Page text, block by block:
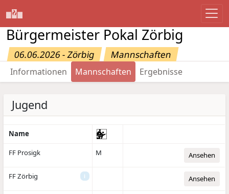
Bürgermeister Pokal Zörbig
06.06.2026 - Zörbig Mannschaften
Informationen Mannschaften Ergebnisse
Jugend
Name
FF Prosigk M Ansehen
FF Zörbig i Ansehen